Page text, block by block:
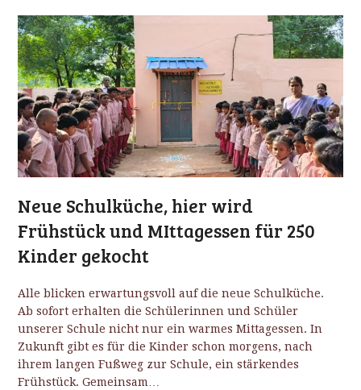
Neue Schulküche, hier wird
Frühstück und MIttagessen für 250
Kinder gekocht
Alle blicken erwartungsvoll auf die neue Schulküche.
Ab sofort erhalten die Schülerinnen und Schüler
unserer Schule nicht nur ein warmes Mittagessen. In
Zukunft gibt es für die Kinder schon morgens, nach
ihrem langen Fußweg zur Schule, ein stärkendes
Frühstück. Gemeinsam…